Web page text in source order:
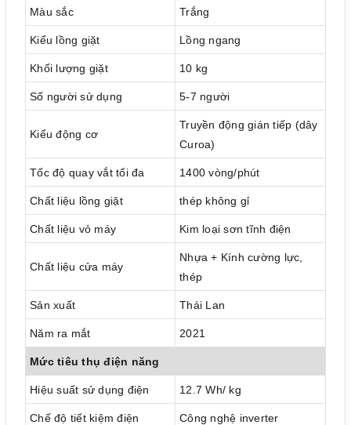
Màu sắc Trắng
Kiểu lồng giặt Lồng ngang
Khối lượng giặt 10 kg
Số người sử dụng 5-7 người
Kiểu động cơ
Truyền động gián tiếp (dây
Curoa)
Tốc độ quay vắt tối đa 1400 vòng/phút
Chất liệu lồng giặt thép không gỉ
Chất liệu vỏ máy Kim loại sơn tĩnh điện
Chất liệu cửa máy
Nhựa + Kính cường lực,
thép
Sản xuất Thái Lan
Năm ra mắt 2021
Mức tiêu thụ điện năng
Hiệu suất sử dụng điện 12.7 Wh/ kg
Chế độ tiết kiệm điện Công nghệ inverter